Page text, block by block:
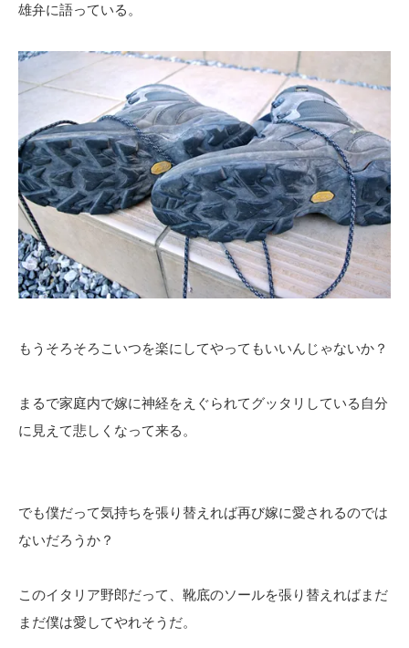
雄弁に語っている。
もうそろそろこいつを楽にしてやってもいいんじゃないか？
まるで家庭内で嫁に神経をえぐられてグッタリしている自分
に見えて悲しくなって来る。
でも僕だって気持ちを張り替えれば再び嫁に愛されるのでは
ないだろうか？
このイタリア野郎だって、靴底のソールを張り替えればまだ
まだ僕は愛してやれそうだ。